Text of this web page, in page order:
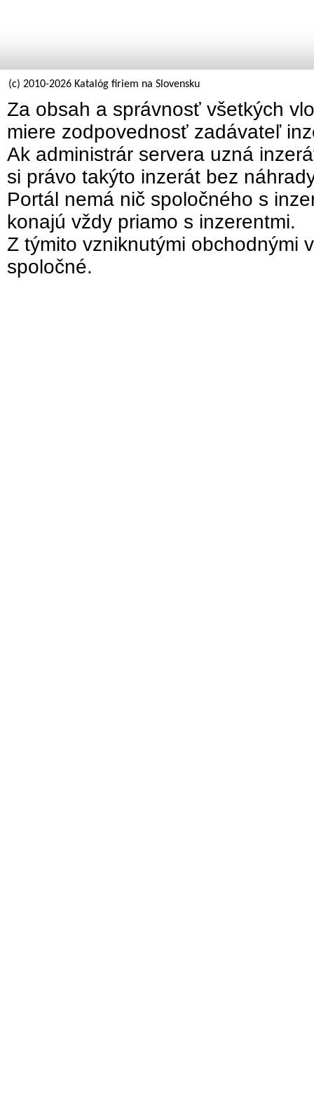
(c) 2010-2026 Katalóg firiem na Slovensku
Za obsah a správnosť všetkých
miere zodpovednosť zadávateľ
Ak administrár servera uzná
si právo takýto inzerát bez
Portál nemá nič spoločného s
konajú vždy priamo s inzerentmi.
Z týmito vzniknutými obchodnými
spoločné.